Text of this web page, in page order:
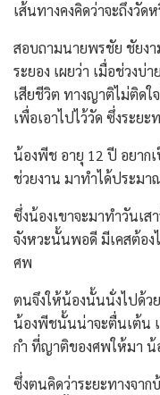
เส้นทางคงคิดว่าจะถึงวัด
สอบถามนายพรชัย ชัยง
ระยอง เผยว่า เมื่อช่วง
เสียชีวิต ทางญาติไม่ติดใ
เพื่อเอาไปไว้วัด ซึ่งระย
น้องพีช อายุ 12 ปี อยาก
ช่วยงาน มาทำได้ประมา
ซึ่งน้องเขาจะมาทำวันเส
จังหวะนั้นพอดี มีเคสต้อง
ศพ
ตนจึงให้น้องนั้นนั่งไปด้ว
น้องพีชนั้นน่าจะตื่นเต้น
กำ ที่ญาติของศพให้มา น้
ซึ่งตนคิดว่าระยะทางจาก